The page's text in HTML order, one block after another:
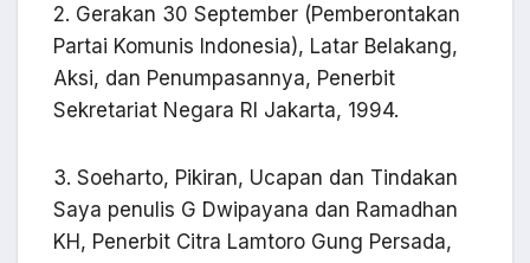
2. Gerakan 30 September (Pemberontakan
Partai Komunis Indonesia), Latar Belakang,
Aksi, dan Penumpasannya, Penerbit
Sekretariat Negara RI Jakarta, 1994.
3. Soeharto, Pikiran, Ucapan dan Tindakan
Saya penulis G Dwipayana dan Ramadhan
KH, Penerbit Citra Lamtoro Gung Persada,